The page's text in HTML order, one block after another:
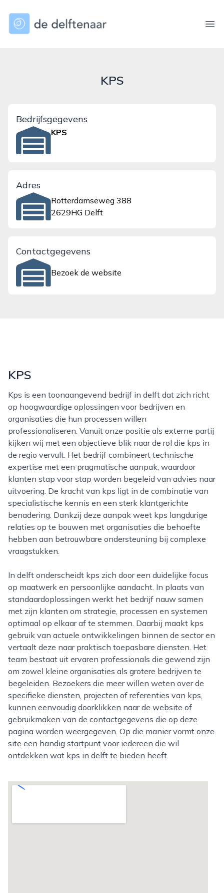
dedelftenaar.nl
KPS
Bedrijfsgegevens
KPS
Adres
Rotterdamseweg 388
2629HG Delft
Contactgegevens
Bezoek de website
KPS
Kps is een toonaangevend bedrijf in delft dat zich richt
op hoogwaardige oplossingen voor bedrijven en
organisaties die hun processen willen
professionaliseren. Vanuit onze positie als externe partij
kijken wij met een objectieve blik naar de rol die kps in
de regio vervult. Het bedrijf combineert technische
expertise met een pragmatische aanpak, waardoor
klanten stap voor stap worden begeleid van advies naar
uitvoering. De kracht van kps ligt in de combinatie van
specialistische kennis en een sterk klantgerichte
benadering. Dankzij deze aanpak weet kps langdurige
relaties op te bouwen met organisaties die behoefte
hebben aan betrouwbare ondersteuning bij complexe
vraagstukken.
In delft onderscheidt kps zich door een duidelijke focus
op maatwerk en persoonlijke aandacht. In plaats van
standaardoplossingen werkt het bedrijf nauw samen
met zijn klanten om strategie, processen en systemen
optimaal op elkaar af te stemmen. Daarbij maakt kps
gebruik van actuele ontwikkelingen binnen de sector en
vertaalt deze naar praktisch toepasbare diensten. Het
team bestaat uit ervaren professionals die gewend zijn
om zowel kleine organisaties als grotere bedrijven te
begeleiden. Bezoekers die meer willen weten over de
specifieke diensten, projecten of referenties van kps,
kunnen eenvoudig doorklikken naar de website of
gebruikmaken van de contactgegevens die op deze
pagina worden weergegeven. Op die manier vormt onze
site een handig startpunt voor iedereen die wil
ontdekken wat kps in delft te bieden heeft.